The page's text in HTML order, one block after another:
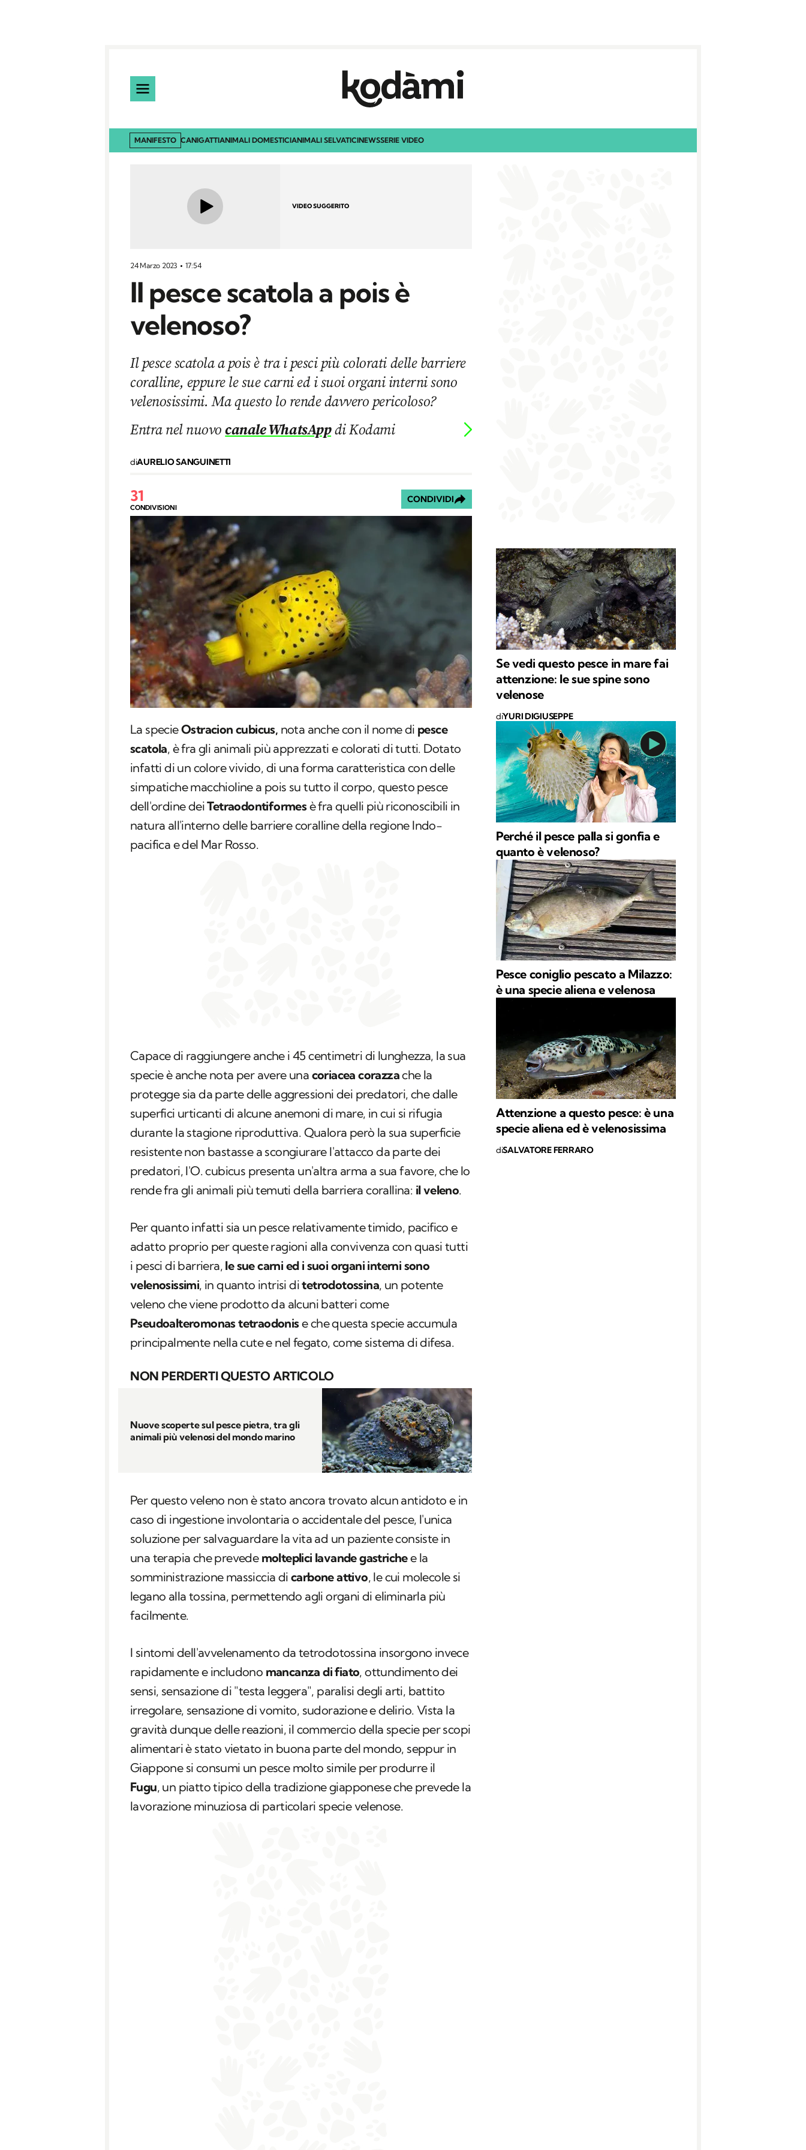
MANIFESTO CANIGATTIANIMALI DOMESTICIANIMALI SELVATICINEWSSERIE VIDEO
VIDEO SUGGERITO
24 Marzo 2023 17:54
Il pesce scatola a pois è
velenoso?
Il pesce scatola a pois è tra i pesci più colorati delle barriere
coralline, eppure le sue carni ed i suoi organi interni sono
velenosissimi. Ma questo lo rende davvero pericoloso?
Entra nel nuovocanale WhatsAppdi Kodami
diAURELIO SANGUINETTI
31
CONDIVISIONI
CONDIVIDI
La specieOstracion cubicus, nota anche con il nome di pesce
scatola, è fra gli animali più apprezzati e colorati di tutti. Dotato
infatti di un colore vivido, di una forma caratteristica con delle
simpatiche macchioline a pois su tutto il corpo, questo pesce
dell'ordine deiTetraodontiformesè fra quelli più riconoscibili in
natura all'interno delle barriere coralline della regione Indo-
pacifica e del Mar Rosso.
Capace di raggiungere anche i 45 centimetri di lunghezza, la sua
specie è anche nota per avere una coriacea corazzache la
protegge sia da parte delle aggressioni dei predatori, che dalle
superfici urticanti di alcune anemoni di mare, in cui si rifugia
durante la stagione riproduttiva. Qualora però la sua superficie
resistente non bastasse a scongiurare l'attacco da parte dei
predatori, l'O. cubicus presenta un'altra arma a sua favore, che lo
rende fra gli animali più temuti della barriera corallina: il veleno.
Per quanto infatti sia un pesce relativamente timido, pacifico e
adatto proprio per queste ragioni alla convivenza con quasi tutti
i pesci di barriera, le sue carni ed i suoi organi interni sono
velenosissimi, in quanto intrisi ditetrodotossina, un potente
veleno che viene prodotto da alcuni batteri come
Pseudoalteromonas tetraodonise che questa specie accumula
principalmente nella cute e nel fegato, come sistema di difesa.
NON PERDERTI QUESTO ARTICOLO
Nuove scoperte sul pesce pietra, tra gli
animali più velenosi del mondo marino
Per questo veleno non è stato ancora trovato alcun antidoto e in
caso di ingestione involontaria o accidentale del pesce, l'unica
soluzione per salvaguardare la vita ad un paziente consiste in
una terapia che prevede molteplici lavande gastrichee la
somministrazione massiccia di carbone attivo, le cui molecole si
legano alla tossina, permettendo agli organi di eliminarla più
facilmente.
I sintomi dell'avvelenamento da tetrodotossina insorgono invece
rapidamente e includono mancanza di fiato, ottundimento dei
sensi, sensazione di "testa leggera", paralisi degli arti, battito
irregolare, sensazione di vomito, sudorazione e delirio. Vista la
gravità dunque delle reazioni, il commercio della specie per scopi
alimentari è stato vietato in buona parte del mondo, seppur in
Giappone si consumi un pesce molto simile per produrre il
Fugu, un piatto tipico della tradizione giapponese che prevede la
lavorazione minuziosa di particolari specie velenose.
Se vedi questo pesce in mare fai
attenzione: le sue spine sono
velenose
diYURI DIGIUSEPPE
Perché il pesce palla si gonfia e
quanto è velenoso?
Pesce coniglio pescato a Milazzo:
è una specie aliena e velenosa
Attenzione a questo pesce: è una
specie aliena ed è velenosissima
diSALVATORE FERRARO